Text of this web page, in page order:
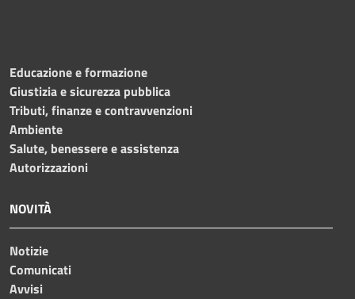
Educazione e formazione
Giustizia e sicurezza pubblica
Tributi, finanze e contravvenzioni
Ambiente
Salute, benessere e assistenza
Autorizzazioni
NOVITÀ
Notizie
Comunicati
Avvisi